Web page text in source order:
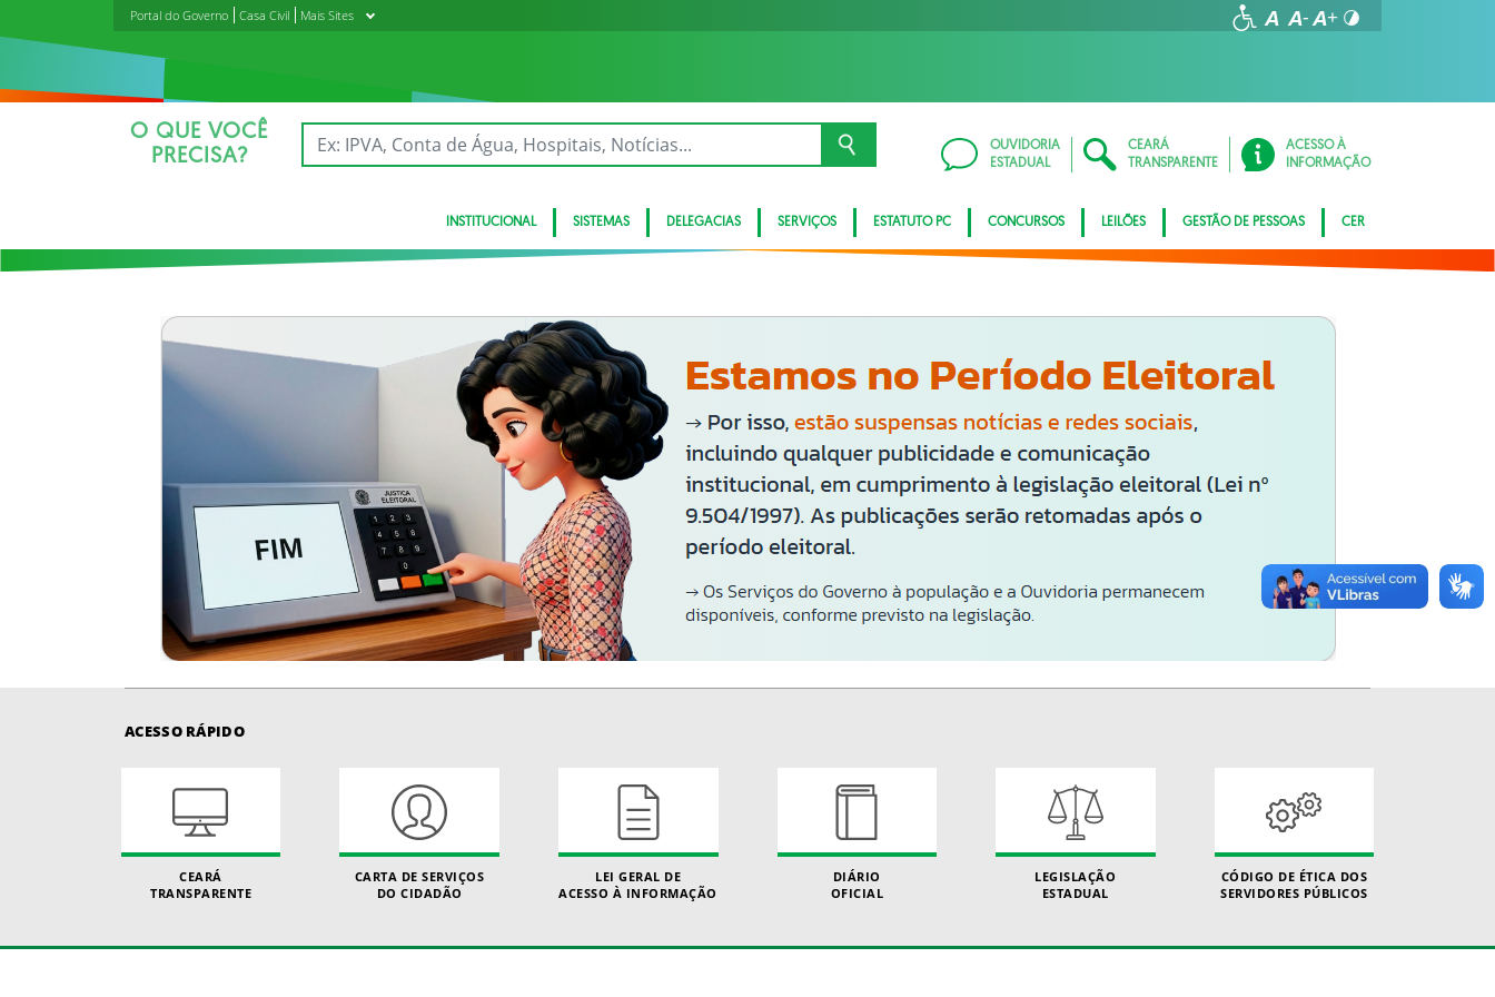
Portal do Governo Casa Civil Mais Sites
O QUE VOCÊ
PRECISA?
OUVIDORIA
ESTADUAL
CEARÁ
TRANSPARENTE
ACESSO À
INFORMAÇÃO
INSTITUCIONAL SISTEMAS DELEGACIAS SERVIÇOS ESTATUTO PC CONCURSOS LEILÕES GESTÃO DE PESSOAS CER
ACESSO RÁPIDO
CEARÁ
TRANSPARENTE
CARTA DE SERVIÇOS
DO CIDADÃO
LEI GERAL DE
ACESSO À INFORMAÇÃO
DIÁRIO
OFICIAL
LEGISLAÇÃO
ESTADUAL
CÓDIGO DE ÉTICA DOS
SERVIDORES PÚBLICOS